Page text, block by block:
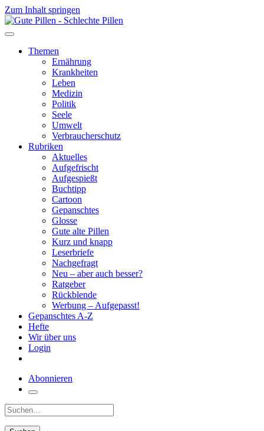
Zum Inhalt springen
Themen
Ernährung
Krankheiten
Leben
Medizin
Politik
Seele
Umwelt
Verbraucherschutz
Rubriken
Aktuelles
Aufgefrischt
Aufgespießt
Buchtipp
Cartoon
Gepanschtes
Glosse
Gute alte Pillen
Kurz und knapp
Leserbriefe
Nachgefragt
Neu – aber auch besser?
Ratgeber
Rückblende
Werbung – Aufgepasst!
Gepanschtes A-Z
Hefte
Wir über uns
Login
Abonnieren
Suche: